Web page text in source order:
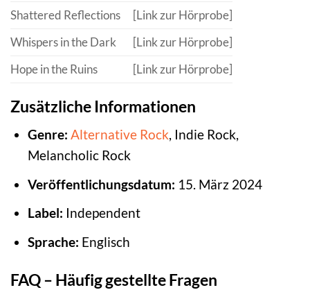
Shattered Reflections
[Link zur Hörprobe]
Whispers in the Dark
[Link zur Hörprobe]
Hope in the Ruins
[Link zur Hörprobe]
Zusätzliche Informationen
Genre: Alternative Rock, Indie Rock,
Melancholic Rock
Veröffentlichungsdatum: 15. März 2024
Label: Independent
Sprache: Englisch
FAQ – Häufig gestellte Fragen